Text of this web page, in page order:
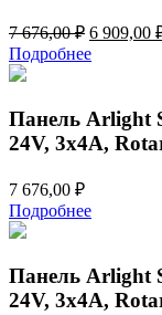
7 676,00₽
цена
составляла
676,00 ₽.
6 909,00
Подробнее
Панель Arlight
24V, 3x4A,
7 676,00 ₽
Подробнее
Панель Arlight
24V, 3x4A,